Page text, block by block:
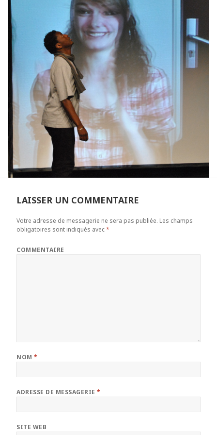
LAISSER UN COMMENTAIRE
Votre adresse de messagerie ne sera pas publiée. Les champs
obligatoires sont indiqués avec*
COMMENTAIRE
NOM*
ADRESSE DE MESSAGERIE*
SITE WEB